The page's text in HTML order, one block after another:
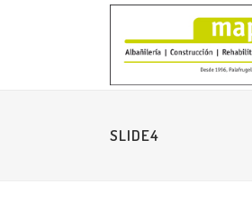
SLIDE4